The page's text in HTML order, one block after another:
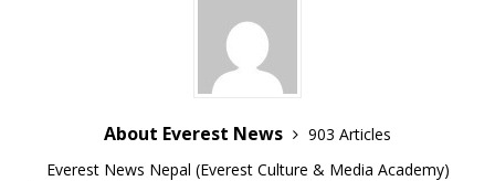
About Everest News
903 Articles
Everest News Nepal (Everest Culture & Media Academy)